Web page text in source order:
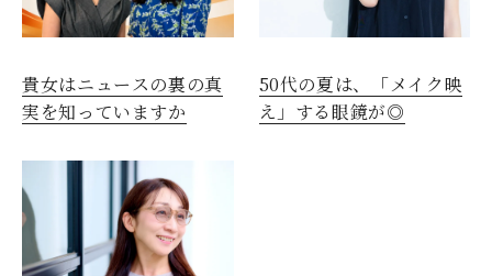
貴女はニュースの裏の真
実を知っていますか
50代の夏は、「メイク映
え」する眼鏡が◎